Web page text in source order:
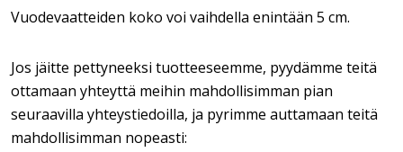
Vuodevaatteiden koko voi vaihdella enintään 5 cm.
Jos jäitte pettyneeksi tuotteeseemme, pyydämme teitä
ottamaan yhteyttä meihin mahdollisimman pian
seuraavilla yhteystiedoilla, ja pyrimme auttamaan teitä
mahdollisimman nopeasti: